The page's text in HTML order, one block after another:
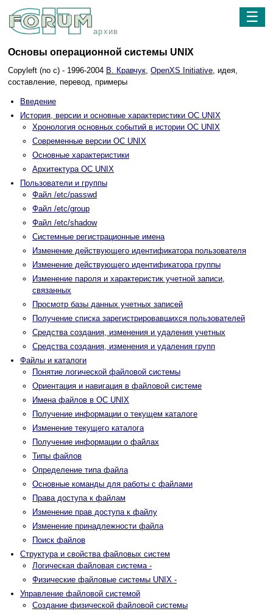
архив
☰
Основы операционной системы UNIX
Copyleft (no c) - 1996-2004 В. Кравчук, OpenXS Initiative, идея,
составление, перевод, примеры
Введение
История, версии и основные характеристики ОС UNIX
Хронология основных событий в истории ОС UNIX
Современные версии ОС UNIX
Основные характеристики
Архитектура ОС UNIX
Пользователи и группы
Файл /etc/passwd
Файл /etc/group
Файл /etc/shadow
Системные регистрационные имена
Изменение действующего идентификатора пользователя
Изменение действующего идентификатора группы
Изменение пароля и характеристик учетной записи,
связанных
Просмотр базы данных учетных записей
Получение списка зарегистрировавшихся пользователей
Средства создания, изменения и удаления учетных
Средства создания, изменения и удаления групп
Файлы и каталоги
Понятие логической файловой системы
Ориентация и навигация в файловой системе
Имена файлов в ОС UNIX
Получение информации о текущем каталоге
Изменение текущего каталога
Получение информации о файлах
Типы файлов
Определение типа файла
Основные команды для работы с файлами
Права доступа к файлам
Изменение прав доступа к файлу
Изменение принадлежности файла
Поиск файлов
Структура и свойства файловых систем
Логическая файловая система -
Физические файловые системы UNIX -
Управление файловой системой
Создание физической файловой системы